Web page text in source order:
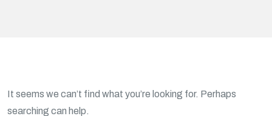
It seems we can’t find what you’re looking for. Perhaps
searching can help.